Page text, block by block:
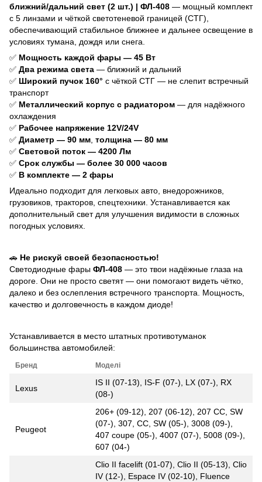
ближний/дальний свет (2 шт.) | ФЛ-408 — мощный комплект
с 5 линзами и чёткой светотеневой границей (СТГ),
обеспечивающий стабильное ближнее и дальнее освещение в
условиях тумана, дождя или снега.
✅ Мощность каждой фары — 45 Вт
✅ Два режима света — ближний и дальний
✅ Широкий пучок 160° с чёткой СТГ — не слепит встречный
транспорт
✅ Металлический корпус с радиатором — для надёжного
охлаждения
✅ Рабочее напряжение 12V/24V
✅ Диаметр — 90 мм толщина — 80 мм
✅ Световой поток — 4200 Лм
✅ Срок службы — более 30 000 часов
✅ В комплекте — 2 фары
Идеально подходит для легковых авто, внедорожников,
грузовиков, тракторов, спецтехники. Устанавливается как
дополнительный свет для улучшения видимости в сложных
погодных условиях.
🚗 Не рискуй своей безопасностью!
Светодиодные фары ФЛ-408 — это твои надёжные глаза на
дороге. Они не просто светят — они помогают видеть чётко,
далеко и без ослепления встречного транспорта. Мощность,
качество и долговечность в каждом диоде!
Устанавливается в место штатных противотуманок
большинства автомобилей:
Бренд Моделі
Lexus
IS II (07-13), IS-F (07-), LX (07-), RX
(08-)
Peugeot
206+ (09-12), 207 (06-12), 207 CC, SW
(07-), 307, CC, SW (05-), 3008 (09-),
407 coupe (05-), 4007 (07-), 5008 (09-),
607 (04-)
Clio II facelift (01-07), Clio II (05-13), Clio
IV (12-), Espace IV (02-10), Fluence